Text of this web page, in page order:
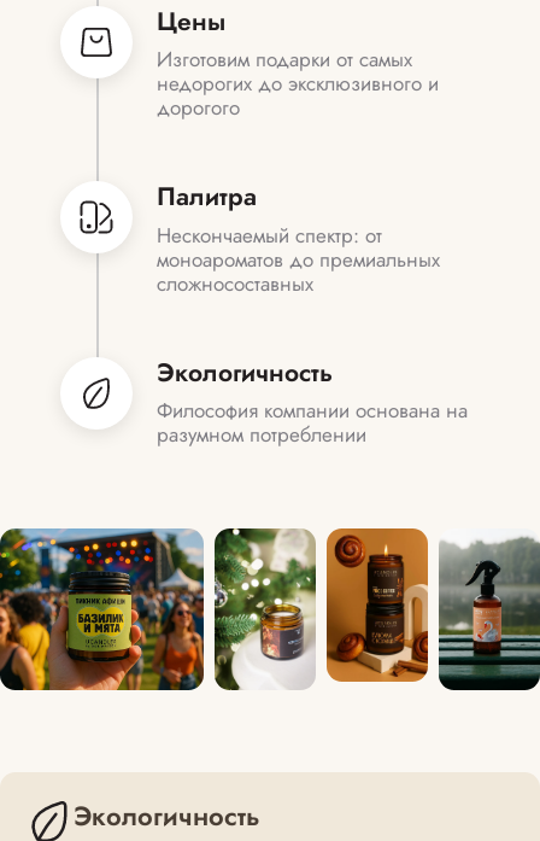
Цены
Изготовим подарки от самых
недорогих до эксклюзивного и
дорогого
Палитра
Нескончаемый спектр: от
моноароматов до премиальных
сложносоставных
Экологичность
Философия компании основана на
разумном потреблении
Экологичность